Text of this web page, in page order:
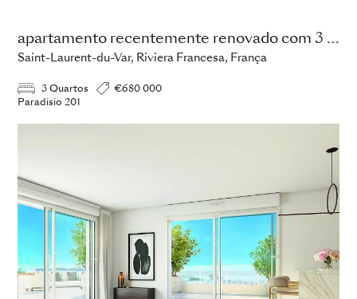
apartamento recentemente renovado com 3 quartos
Saint-Laurent-du-Var, Riviera Francesa, França
3 Quartos
€680 000
Paradisio 201